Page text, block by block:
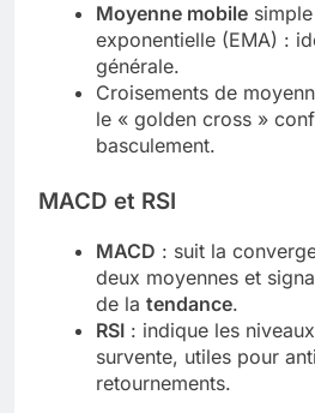
Moyenne mobile
exponentielle (EMA) :
générale.
Croisements de
le « golden cross »
basculement.
MACD et RSI
MACD : suit la
deux moyennes et
de la tendance.
RSI : indique les
survente, utiles pour
retournements.